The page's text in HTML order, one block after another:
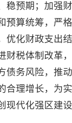
稳预期；加强财
预算统筹，严
优化财政支出
财税体制改革
债务风险，推
合理增长，为
现代化强区建